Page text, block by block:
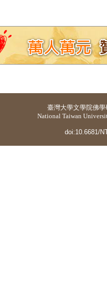
臺灣大學文學院佛
National Taiwan
doi:10.6681/